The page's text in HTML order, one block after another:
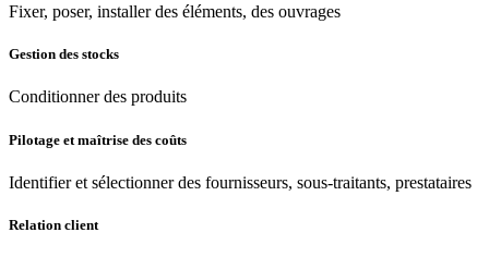
Fixer, poser, installer des éléments, des ouvrages
Gestion des stocks
Conditionner des produits
Pilotage et maîtrise des coûts
Identifier et sélectionner des fournisseurs, sous-traitants, prestataires
Relation client